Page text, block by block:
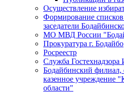
Осуществление
Формирование
заседатели
МО МВД России
Прокуратура г. Бодайбо
Росреестр
Служба Гостехнадзора
Бодайбинский филиал,
казенное учреждение
области"